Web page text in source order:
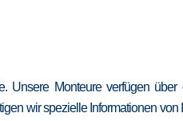
Unsere Monteure verfügen über
wir spezielle Informationen von